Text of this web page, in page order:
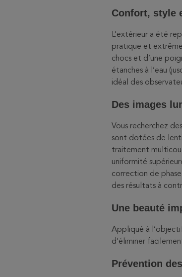
Confort, style
L’extérieur a été
pratique et
chocs et d’une
étanches à l’eau
idéal des
Des images
Vous recherchez
sont dotées de
traitement
uniformité
correction de
des résultats à
Une beauté
Appliqué à
d’éliminer
Prévention